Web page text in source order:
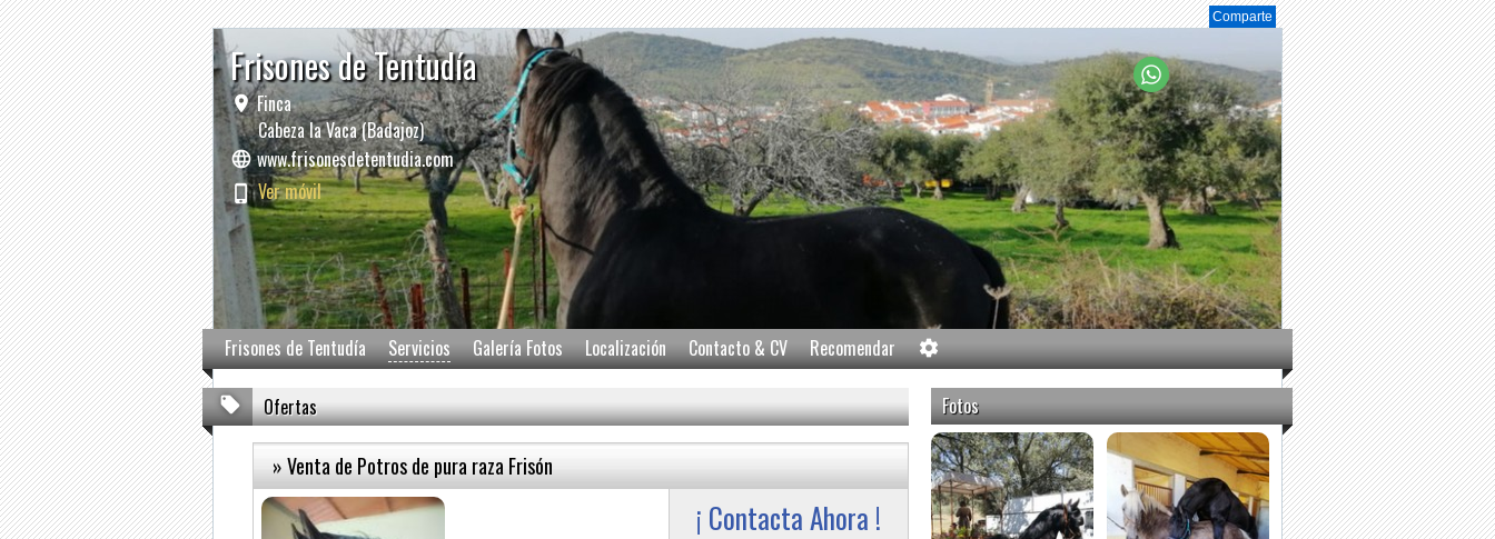
Comparte
Frisones de Tentudía
Finca
Cabeza la Vaca (Badajoz)
www.frisonesdetentudia.com
Ver móvil
Frisones de Tentudía Servicios Galería Fotos Localización Contacto & CV Recomendar
Ofertas
» Venta de Potros de pura raza Frisón
¡ Contacta Ahora !
Fotos